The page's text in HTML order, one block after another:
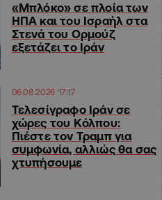
«Μπλόκο» σε πλοία των
ΗΠΑ και του Ισραήλ στα
Στενά του Ορμούζ
εξετάζει το Ιράν
06.08.2026 17:17
Τελεσίγραφο Ιράν σε
χώρες του Κόλπου:
Πιέστε τον Τραμπ για
συμφωνία, αλλιώς θα σας
χτυπήσουμε